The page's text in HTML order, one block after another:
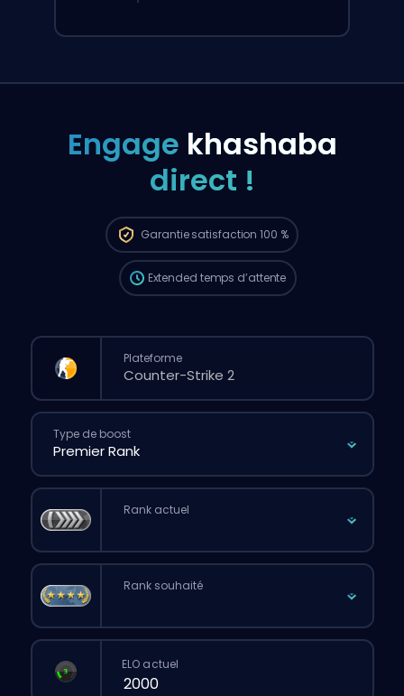
Engage khashaba
direct !
Garantiesatisfaction 100 %
La commande sera automatiquement
attribuée à ce booster, donc le temps
passais une commande classique via le
site.
Extended temps d’attente
Plateforme
Type de boost
Rank actuel
Rank souhaité
ELO actuel